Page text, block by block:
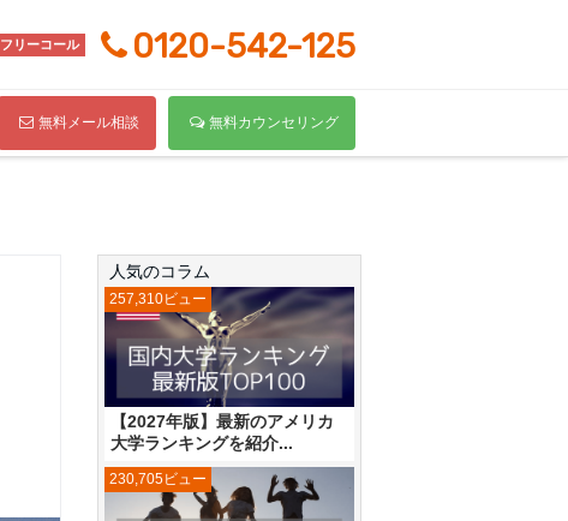
フリーコール 0120-542-125
無料メール相談 無料カウンセリング
人気のコラム
【2027年版】最新のアメリカ
大学ランキングを紹介...
257,310ビュー
230,705ビュー